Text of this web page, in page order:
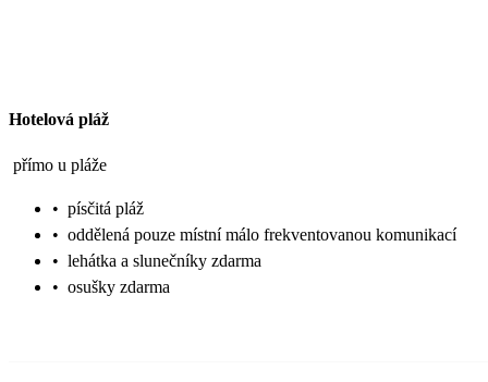
Hotelová pláž
přímo u pláže
• písčitá pláž
• oddělená pouze místní málo frekventovanou komunikací
• lehátka a slunečníky zdarma
• osušky zdarma